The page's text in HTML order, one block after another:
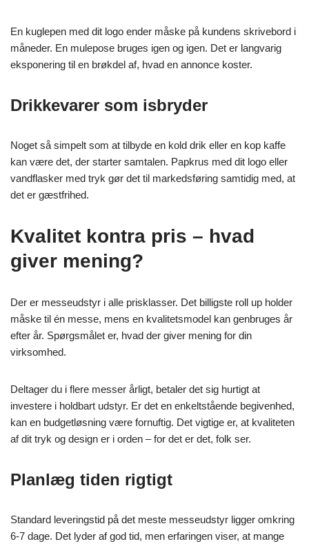
En kuglepen med dit logo ender måske på kundens skrivebord i
måneder. En mulepose bruges igen og igen. Det er langvarig
eksponering til en brøkdel af, hvad en annonce koster.
Drikkevarer som isbryder
Noget så simpelt som at tilbyde en kold drik eller en kop kaffe
kan være det, der starter samtalen. Papkrus med dit logo eller
vandflasker med tryk gør det til markedsføring samtidig med, at
det er gæstfrihed.
Kvalitet kontra pris – hvad
giver mening?
Der er messeudstyr i alle prisklasser. Det billigste roll up holder
måske til én messe, mens en kvalitetsmodel kan genbruges år
efter år. Spørgsmålet er, hvad der giver mening for din
virksomhed.
Deltager du i flere messer årligt, betaler det sig hurtigt at
investere i holdbart udstyr. Er det en enkeltstående begivenhed,
kan en budgetløsning være fornuftig. Det vigtige er, at kvaliteten
af dit tryk og design er i orden – for det er det, folk ser.
Planlæg tiden rigtigt
Standard leveringstid på det meste messeudstyr ligger omkring
6-7 dage. Det lyder af god tid, men erfaringen viser, at mange